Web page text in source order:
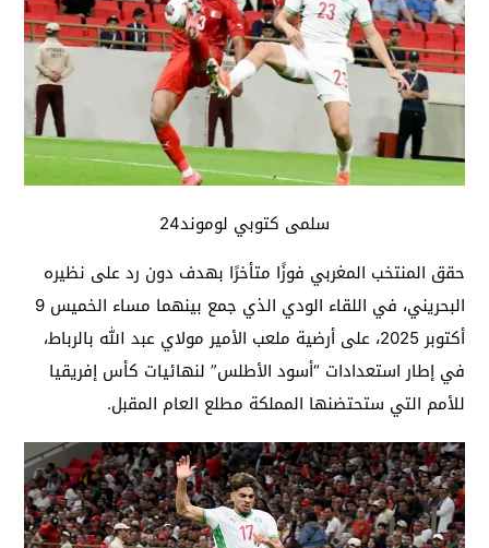
سلمى كتوبي لوموند24
حقق المنتخب المغربي فوزًا متأخرًا بهدف دون رد على نظيره
البحريني، في اللقاء الودي الذي جمع بينهما مساء الخميس 9
أكتوبر 2025، على أرضية ملعب الأمير مولاي عبد الله بالرباط،
في إطار استعدادات “أسود الأطلس” لنهائيات كأس إفريقيا
للأمم التي ستحتضنها المملكة مطلع العام المقبل.